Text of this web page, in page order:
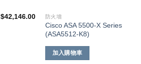
$42,146.00 防火墻
Cisco ASA 5500-X Series
(ASA5512-K8)
加入購物車